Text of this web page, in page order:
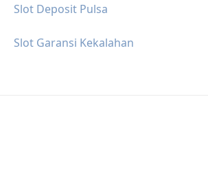
Slot Deposit Pulsa
Slot Garansi Kekalahan